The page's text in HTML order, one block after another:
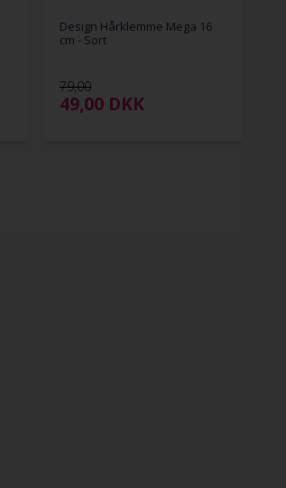
Design Hårklemme Mega 16
cm - Sort
79,00
49,00 DKK